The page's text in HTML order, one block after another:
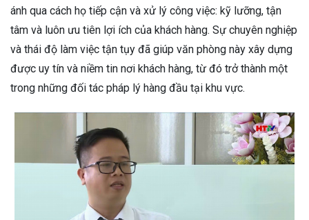
ánh qua cách họ tiếp cận và xử lý công việc: kỹ lưỡng, tận
tâm và luôn ưu tiên lợi ích của khách hàng. Sự chuyên nghiệp
và thái độ làm việc tận tụy đã giúp văn phòng này xây dựng
được uy tín và niềm tin nơi khách hàng, từ đó trở thành một
trong những đối tác pháp lý hàng đầu tại khu vực.